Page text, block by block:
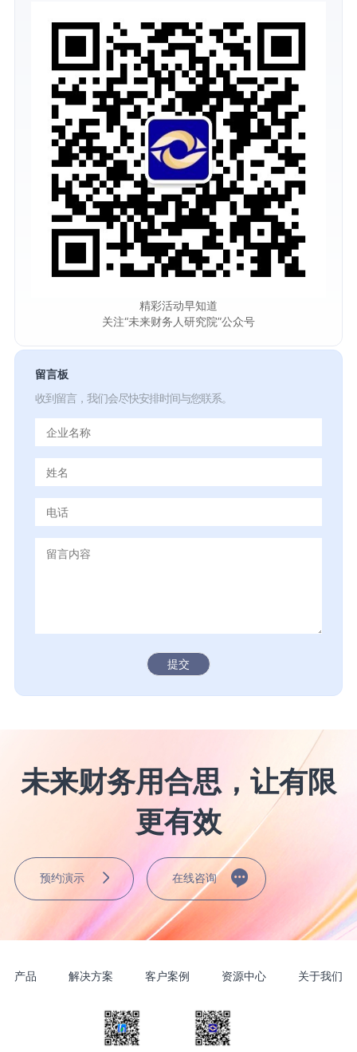
精彩活动早知道
关注“未来财务人研究院”公众号
留言板
收到留言，我们会尽快安排时间与您联系。
提交
未来财务用合思，让有限
更有效
预约演示 在线咨询
产品 解决方案 客户案例 资源中心 关于我们